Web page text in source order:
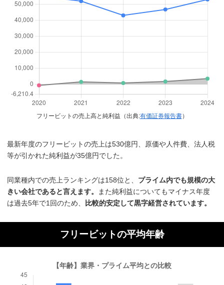
フリービットの売上高と純利益（出典:有価証券報告書）
最新年度のフリービットの売上は530億円、原価や人件費、法人税
等が引かれた純利益が35億円でした。
同業種内での売上ランキングは158位と、 プライム内でも規模の大
きい会社であると言えます。
また純利益についてもマイナス年度
は過去5年で1回のため、
比較的安定して黒字経営されています。
フリービットの平均年齢